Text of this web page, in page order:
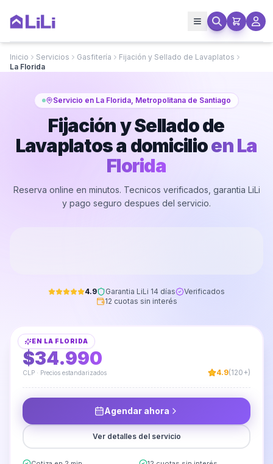
Inicio Servicios Gasfitería
Fijación y Sellado de Lavaplatos
La Florida
Servicio en La Florida, Metropolitana de Santiago
Fijación y Sellado de
Lavaplatos a domicilioenLa
Florida
Reserva online en minutos. Tecnicos verificados, garantia LiLi
y pago seguro despues del servicio.
4.9 Garantia LiLi 14 días
Verificados
12 cuotas sin interés
EN LA FLORIDA
DESDE
$34.990
CLP · Precios estandarizados 4.9(120+)
Agendar ahora
Ver detalles del servicio